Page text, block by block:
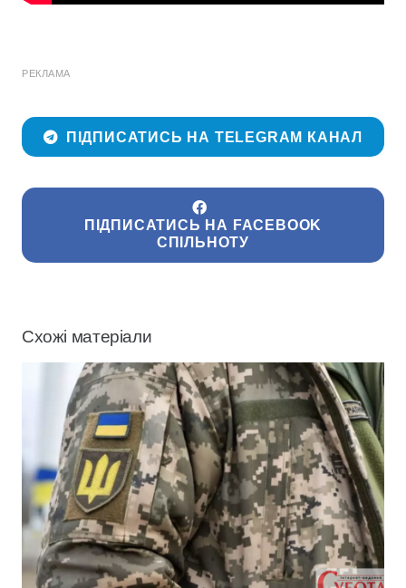
РЕКЛАМА
ПІДПИСАТИСЬ НА TELEGRAM КАНАЛ
ПІДПИСАТИСЬ НА FACEBOOK
СПІЛЬНОТУ
Схожі матеріали